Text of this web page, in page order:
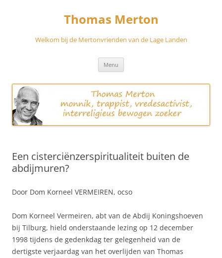
Thomas Merton
Welkom bij de Mertonvrienden van de Lage Landen
Menu
Een cisterciënzerspiritualiteit buiten de
abdijmuren?
Door Dom Korneel VERMEIREN, ocso
Dom Korneel Vermeiren, abt van de Abdij Koningshoeven
bij Tilburg, hield onderstaande lezing op 12 december
1998 tijdens de gedenkdag ter gelegenheid van de
dertigste verjaardag van het overlijden van Thomas